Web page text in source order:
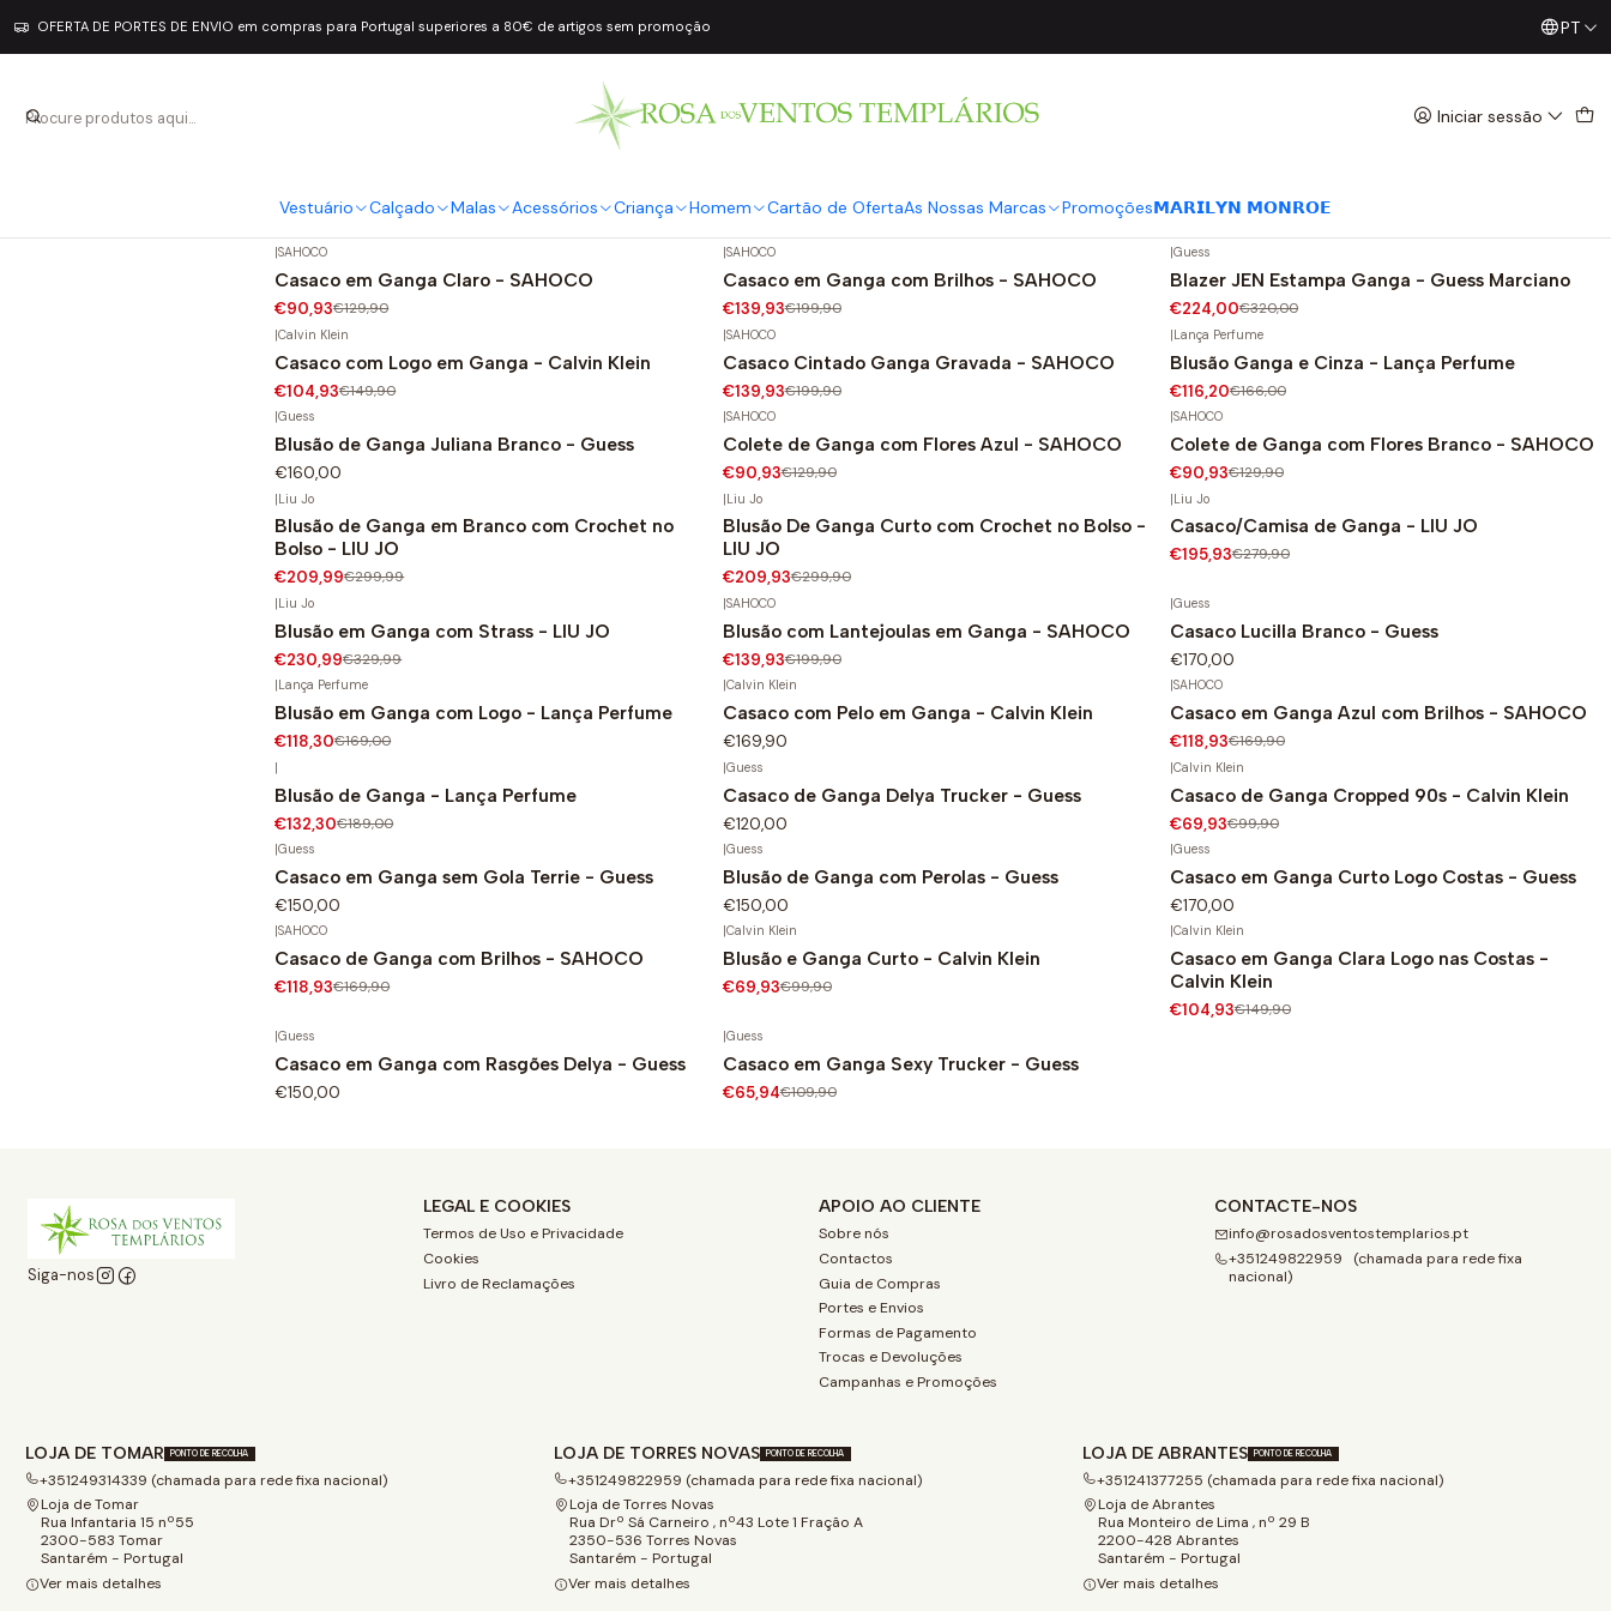
Iniciar sessão
Vestuário Calçado Malas Acessórios Criança Homem Cartão de OfertaAs Nossas Marcas Promoções𝗠𝗔𝗥𝗜𝗟𝗬𝗡 𝗠𝗢𝗡𝗥𝗢𝗘
OFERTA DE PORTES DE ENVIO em compras para Portugal superiores a 80€ de artigos sem promoção Já conhece os nossos Diretos? Todas as Segundas /PT
Casacos em Ganga
Jeans
€260,00 €90,30€129,00
-30%
|SAHOCO
Casaco em Ganga Claro - SAHOCO
€90,93€129,90
-30%
SAHOCO
Casaco em Ganga com Brilhos - SAHOCO
€139,93€199,90
-30%
Guess
Blazer JEN Estampa Ganga - Guess Marciano
€224,00€320,00
-30%
|Calvin Klein
Casaco com Logo em Ganga - Calvin Klein
€104,93€149,90
-30%
|SAHOCO
Casaco Cintado Ganga Gravada - SAHOCO
€139,93€199,90
-30%
|Lança Perfume
Blusão Ganga e Cinza - Lança Perfume
€116,20€166,00
|Guess
Blusão de Ganga Juliana Branco - Guess
€160,00
-30%
SAHOCO
Colete de Ganga com Flores Azul - SAHOCO
€90,93€129,90
-30%
SAHOCO
Colete de Ganga com Flores Branco - SAHOCO
€90,93€129,90
-30%
|Liu Jo
Blusão de Ganga em Branco com Crochet no
Bolso - LIU JO
€209,99€299,99
-30%
|Liu Jo
Blusão De Ganga Curto com Crochet no Bolso -
LIU JO
€209,93€299,90
-30%
|Liu Jo
Casaco/Camisa de Ganga - LIU JO
€195,93€279,90
-30%
|Liu Jo
Blusão em Ganga com Strass - LIU JO
€230,99€329,99
-30%
|SAHOCO
Blusão com Lantejoulas em Ganga - SAHOCO
€139,93€199,90
|Guess
Casaco Lucilla Branco - Guess
€170,00
-30%
Lança Perfume
Blusão em Ganga com Logo - Lança Perfume
€118,30€169,00
Calvin Klein
Casaco com Pelo em Ganga - Calvin Klein
€169,90
-30%
SAHOCO
Casaco em Ganga Azul com Brilhos - SAHOCO
€118,93€169,90
-30%
|
Blusão de Ganga - Lança Perfume
€132,30€189,00
|Guess
Casaco de Ganga Delya Trucker - Guess
€120,00
-30%
|Calvin Klein
Casaco de Ganga Cropped 90s - Calvin Klein
€69,93€99,90
|Guess
Casaco em Ganga sem Gola Terrie - Guess
€150,00
|Guess
Blusão de Ganga com Perolas - Guess
€150,00
|Guess
Casaco em Ganga Curto Logo Costas - Guess
€170,00
-30%
Não Disponível
|SAHOCO
Casaco de Ganga com Brilhos - SAHOCO
€118,93€169,90
-30%
Calvin Klein
Blusão e Ganga Curto - Calvin Klein
€69,93€99,90
-30%
Calvin Klein
Casaco em Ganga Clara Logo nas Costas -
Calvin Klein
€104,93€149,90
|Guess
Casaco em Ganga com Rasgões Delya - Guess
€150,00
-40%
|Guess
Casaco em Ganga Sexy Trucker - Guess
€65,94€109,90
Siga-nos
LEGAL E COOKIES
Termos de Uso e Privacidade
Cookies
Livro de Reclamações
APOIO AO CLIENTE
Sobre nós
Contactos
Guia de Compras
Portes e Envios
Formas de Pagamento
Trocas e Devoluções
Campanhas e Promoções
CONTACTE-NOS
info@rosadosventostemplarios.pt
+351249822959 (chamada para rede fixa
nacional)
LOJA DE TOMAR PONTO DE RECOLHA
+351249314339 (chamada para rede fixa nacional)
Loja de Tomar
Rua Infantaria 15 nº55
2300-583 Tomar
Santarém - Portugal
Ver mais detalhes
LOJA DE TORRES NOVAS PONTO DE RECOLHA
+351249822959 (chamada para rede fixa nacional)
Loja de Torres Novas
Rua Drº Sá Carneiro , nº43 Lote 1 Fração A
2350-536 Torres Novas
Santarém - Portugal
Ver mais detalhes
LOJA DE ABRANTES PONTO DE RECOLHA
+351241377255 (chamada para rede fixa nacional)
Loja de Abrantes
Rua Monteiro de Lima , nº 29 B
2200-428 Abrantes
Santarém - Portugal
Ver mais detalhes